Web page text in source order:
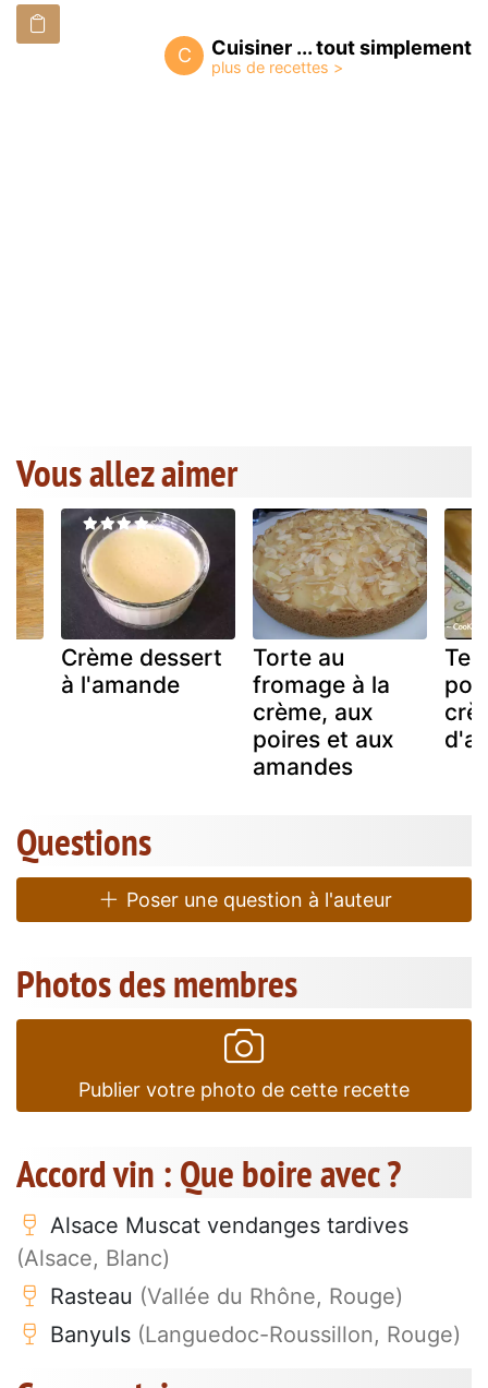
C Cuisiner ... tout simplement
Vous allez aimer
Crème dessert
à l'amande
Torte au
fromage à la
crème, aux
poires et aux
amandes
Questions
Poser une question à l'auteur
Photos des membres
Publier votre photo de cette recette
Accord vin : Que boire avec ?
Alsace Muscat vendanges tardives
(Alsace, Blanc)
Rasteau (Vallée du Rhône, Rouge)
Banyuls (Languedoc-Roussillon, Rouge)